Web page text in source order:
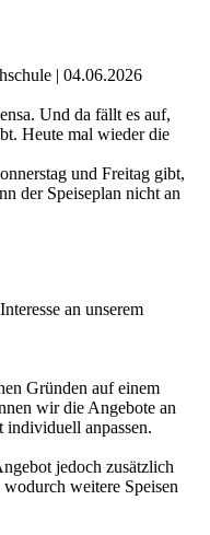
| 04.06.2026
Und da fällt es auf,
Heute mal wieder die
und Freitag gibt,
der Speiseplan nicht an
an unserem
Gründen auf einem
wir die Angebote an
individuell anpassen.
jedoch zusätzlich
weitere Speisen